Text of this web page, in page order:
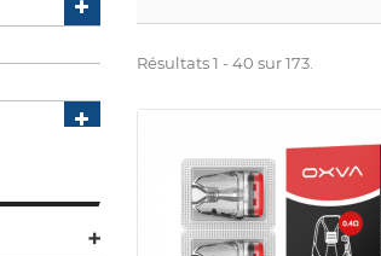
Résultats 1 - 40 sur 173.